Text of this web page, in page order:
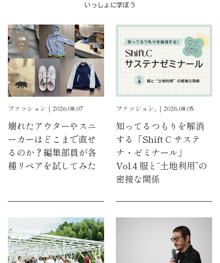
いっしょに学ぼう
ファッション｜2026.08.07
壊れたアウターやスニ
ーカーはどこまで直せ
るのか？編集部員が各
種リペアを試してみた
ファッション, ｜2026.08.05
知ってるつもりを解消
する「Shift C サステ
ナ・ゼミナール」
Vol.4 服と“土地利用”の
密接な関係